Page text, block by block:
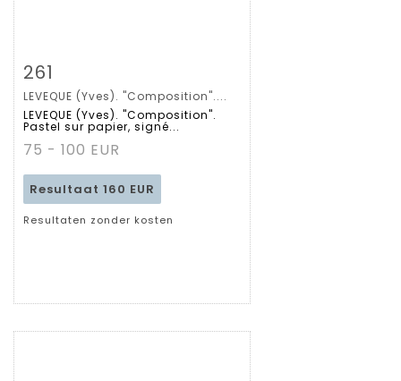
Gedetailleerde
fiche
261
LEVEQUE (Yves). "Composition"....
LEVEQUE (Yves). "Composition".
Pastel sur papier, signé...
75 - 100 EUR
Resultaat 160 EUR
Resultaten zonder kosten